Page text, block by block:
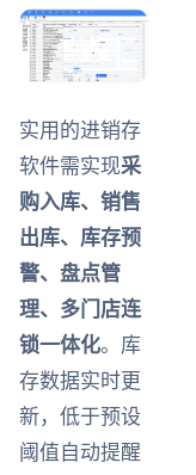
实用的进销存
软件需实现采
购入库、销售
出库、库存预
警、盘点管
理、多门店连
锁一体化。库
存数据实时更
新，低于预设
阈值自动提醒